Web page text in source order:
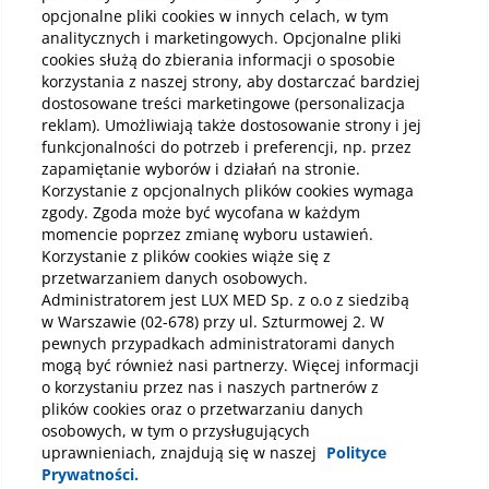
Wybierz placówkę lub szpital
Kup online
Pobierz aplikację mobilną
Polityka prywatności
opcjonalne pliki cookies w innych celach, w tym
analitycznych i marketingowych. Opcjonalne pliki
cookies służą do zbierania informacji o sposobie
korzystania z naszej strony, aby dostarczać bardziej
dostosowane treści marketingowe (personalizacja
reklam). Umożliwiają także dostosowanie strony i jej
funkcjonalności do potrzeb i preferencji, np. przez
zapamiętanie wyborów i działań na stronie.
Korzystanie z opcjonalnych plików cookies wymaga
zgody. Zgoda może być wycofana w każdym
momencie poprzez zmianę wyboru ustawień.
Korzystanie z plików cookies wiąże się z
przetwarzaniem danych osobowych.
Administratorem jest LUX MED Sp. z o.o z siedzibą
w Warszawie (02-678) przy ul. Szturmowej 2. W
pewnych przypadkach administratorami danych
mogą być również nasi partnerzy. Więcej informacji
o korzystaniu przez nas i naszych partnerów z
plików cookies oraz o przetwarzaniu danych
osobowych, w tym o przysługujących
uprawnieniach, znajdują się w naszej Polityce
Prywatności.